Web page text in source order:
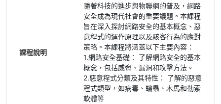
課程說明
隨著科技的進步與物聯網的普及，網路
安全成為現代社會的重要議題。本課程
旨在深入探討網路安全的基本概念、惡
意程式的運作原理以及駭客行為的應對
策略。本課程將涵蓋以下主要內容：
1.網路安全基礎： 了解網路安全的基本
概念，包括威脅、漏洞和攻擊方法。
2.惡意程式分類及其特性： 了解的惡意
程式類型，如病毒、蠕蟲、木馬和勒索
軟體等